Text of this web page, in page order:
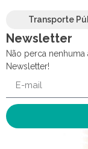
Transporte
Newsletter
Não perca
Newsletter!